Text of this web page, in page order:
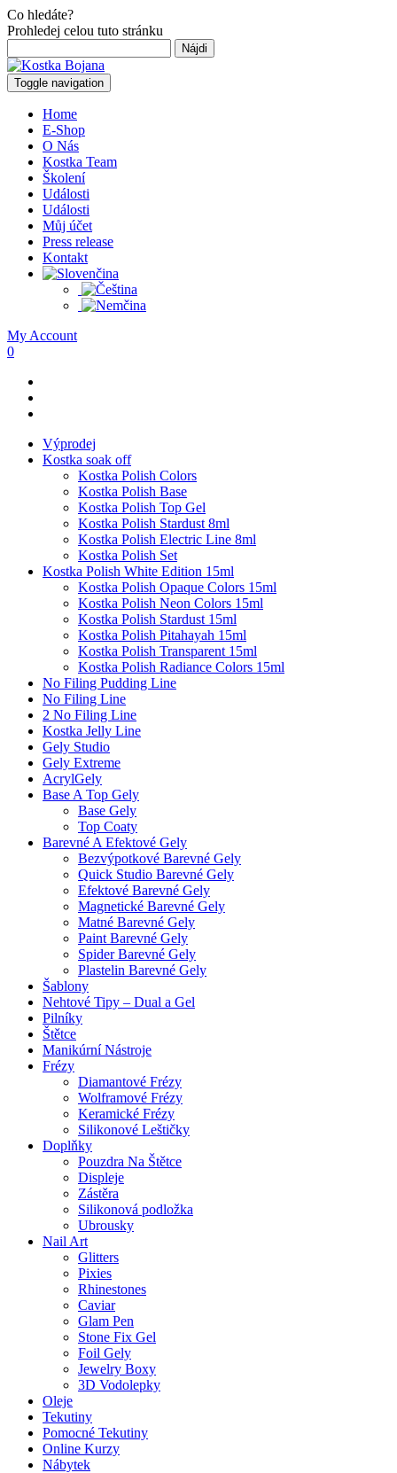
Co hledáte?
Prohledej celou tuto stránku
Toggle navigation
Home
E-Shop
O Nás
Kostka Team
Školení
Události
Události
Můj účet
Press release
Kontakt
My Account
0
Výprodej
Kostka soak off
Kostka Polish Colors
Kostka Polish Base
Kostka Polish Top Gel
Kostka Polish Stardust 8ml
Kostka Polish Electric Line 8ml
Kostka Polish Set
Kostka Polish White Edition 15ml
Kostka Polish Opaque Colors 15ml
Kostka Polish Neon Colors 15ml
Kostka Polish Stardust 15ml
Kostka Polish Pitahayah 15ml
Kostka Polish Transparent 15ml
Kostka Polish Radiance Colors 15ml
No Filing Pudding Line
No Filing Line
2 No Filing Line
Kostka Jelly Line
Gely Studio
Gely Extreme
AcrylGely
Base A Top Gely
Base Gely
Top Coaty
Barevné A Efektové Gely
Bezvýpotkové Barevné Gely
Quick Studio Barevné Gely
Efektové Barevné Gely
Magnetické Barevné Gely
Matné Barevné Gely
Paint Barevné Gely
Spider Barevné Gely
Plastelin Barevné Gely
Šablony
Nehtové Tipy – Dual a Gel
Pilníky
Štětce
Manikúrní Nástroje
Frézy
Diamantové Frézy
Wolframové Frézy
Keramické Frézy
Silikonové Leštičky
Doplňky
Pouzdra Na Štětce
Displeje
Zástěra
Silikonová podložka
Ubrousky
Nail Art
Glitters
Pixies
Rhinestones
Caviar
Glam Pen
Stone Fix Gel
Foil Gely
Jewelry Boxy
3D Vodolepky
Oleje
Tekutiny
Pomocné Tekutiny
Online Kurzy
Nábytek